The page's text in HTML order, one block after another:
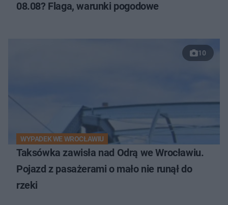
08.08? Flaga, warunki pogodowe
10
WYPADEK WE WROCŁAWIU
Taksówka zawisła nad Odrą we Wrocławiu.
Pojazd z pasażerami o mało nie runął do
rzeki